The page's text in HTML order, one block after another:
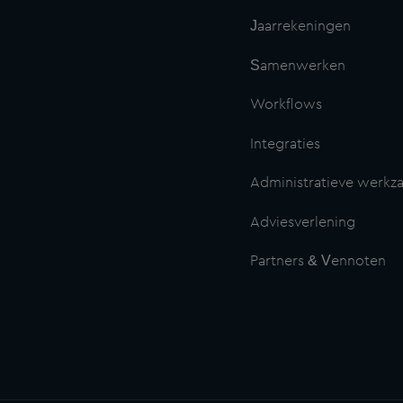
Jaarrekeningen
Samenwerken
Workflows
Integraties
Administratieve
Adviesverlening
Partners & Vennoten